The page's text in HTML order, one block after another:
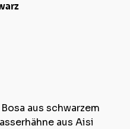
aus schwarzem
aus Aisi